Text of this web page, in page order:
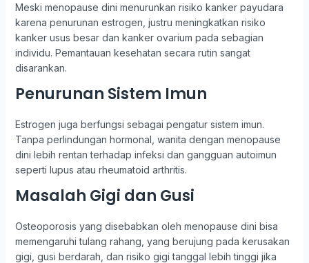
Meski menopause dini menurunkan risiko kanker payudara
karena penurunan estrogen, justru meningkatkan risiko
kanker usus besar dan kanker ovarium pada sebagian
individu. Pemantauan kesehatan secara rutin sangat
disarankan.
Penurunan Sistem Imun
Estrogen juga berfungsi sebagai pengatur sistem imun.
Tanpa perlindungan hormonal, wanita dengan menopause
dini lebih rentan terhadap infeksi dan gangguan autoimun
seperti lupus atau rheumatoid arthritis.
Masalah Gigi dan Gusi
Osteoporosis yang disebabkan oleh menopause dini bisa
memengaruhi tulang rahang, yang berujung pada kerusakan
gigi, gusi berdarah, dan risiko gigi tanggal lebih tinggi jika